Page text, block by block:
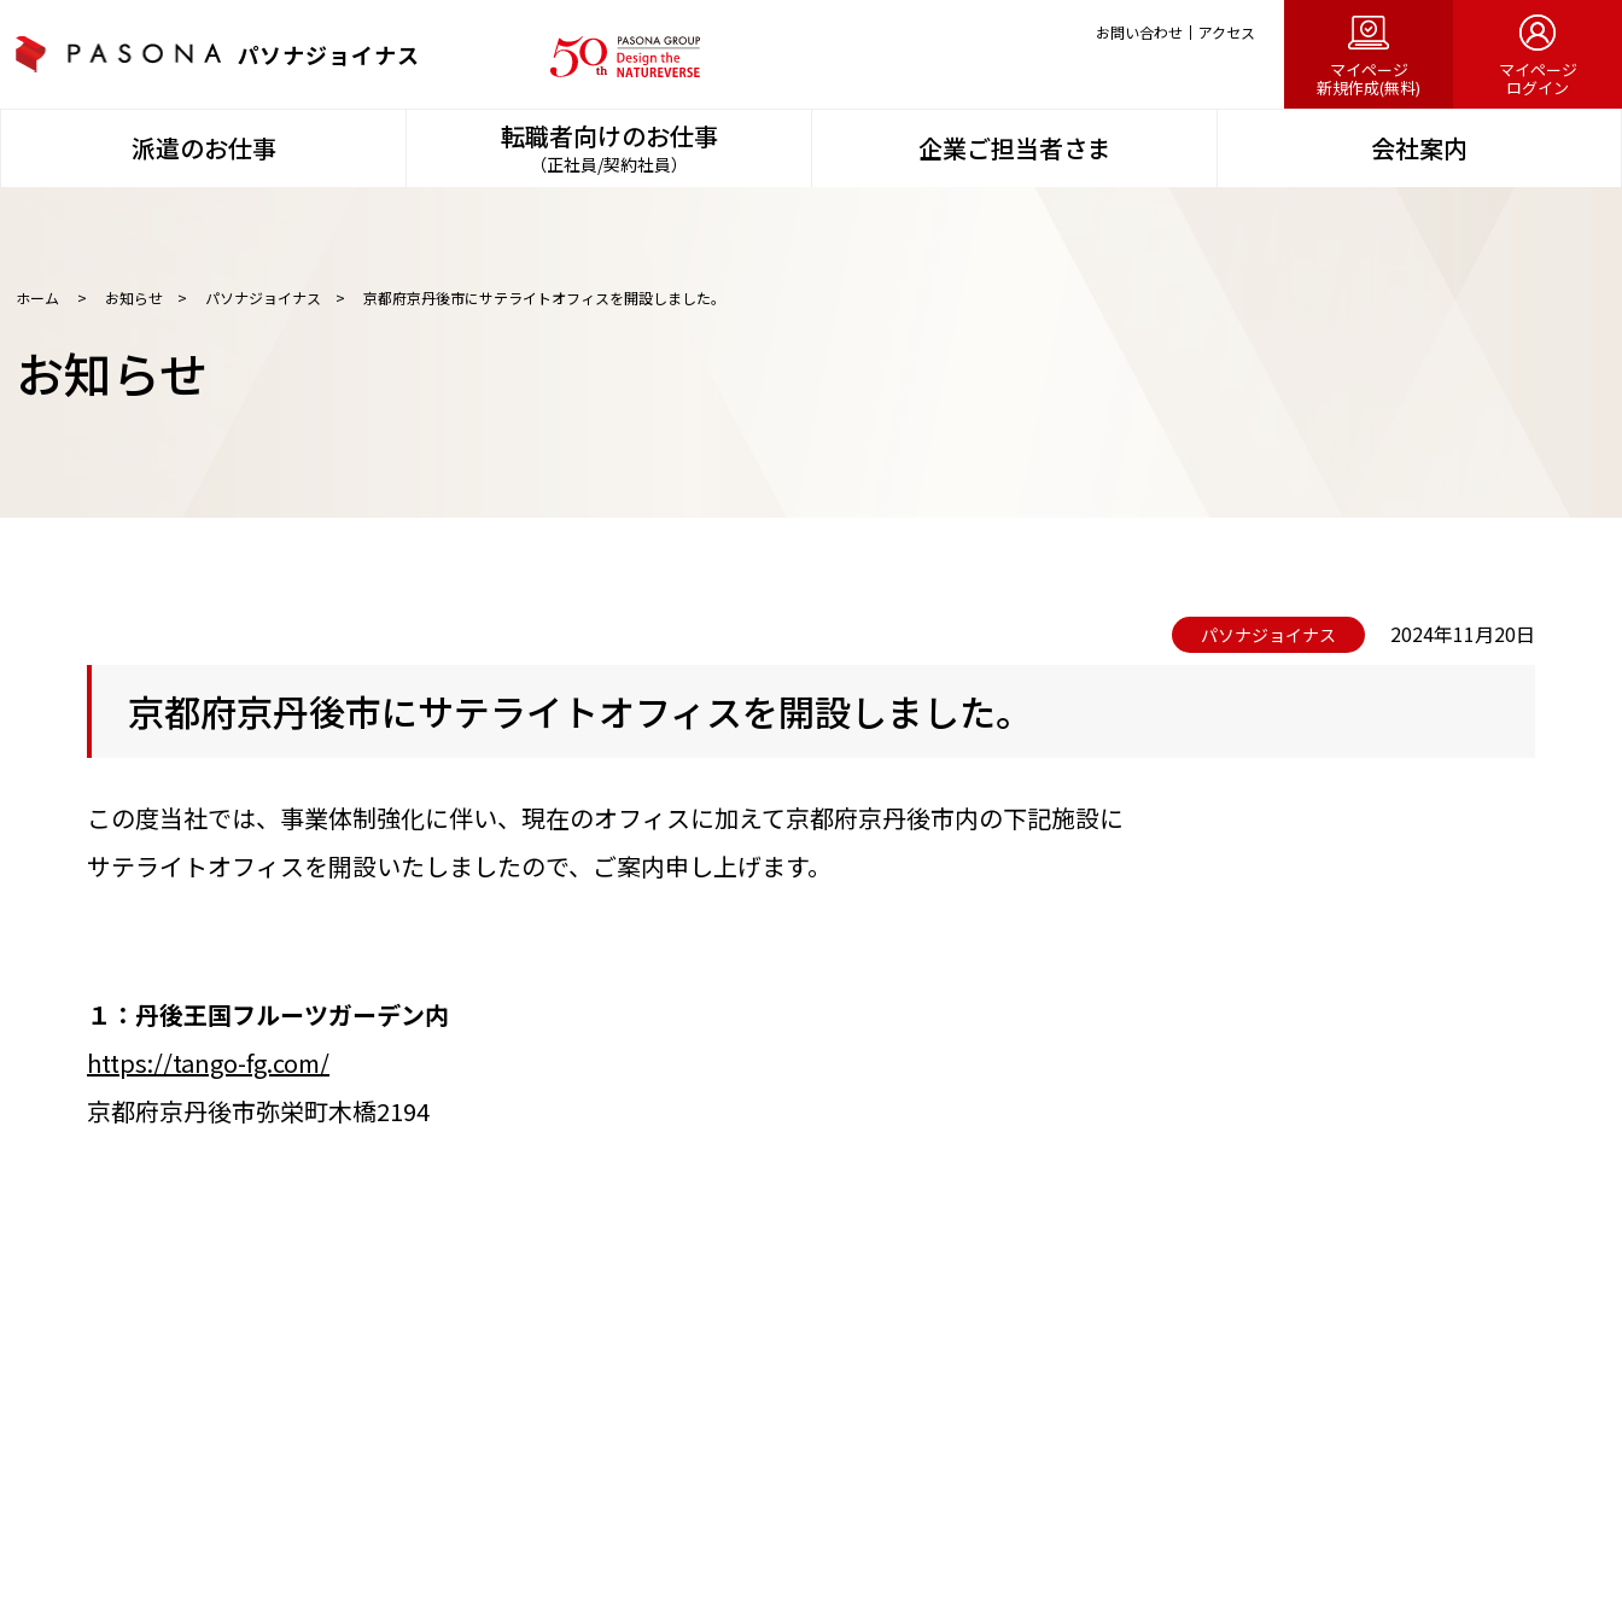
パソナジョイナス
お問い合わせ アクセス
マイページ
新規作成(無料)
マイページ
ログイン
派遣のお仕事 転職者向けのお仕事
（正社員/契約社員） 企業ご担当者さま 会社案内
ホーム > お知らせ > パソナジョイナス > 京都府京丹後市にサテライトオフィスを開設しました。
お知らせ
パソナジョイナス 2024年11月20日
京都府京丹後市にサテライトオフィスを開設しました。
この度当社では、事業体制強化に伴い、現在のオフィスに加えて京都府京丹後市内の下記施設に
サテライトオフィスを開設いたしましたので、ご案内申し上げます。
１：丹後王国フルーツガーデン内
https://tango-fg.com/
京都府京丹後市弥栄町木橋2194